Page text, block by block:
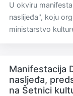
U okviru
naslijeđa", koju
ministarstvo
Manifestacija
nasljeđa,
na Šetnici